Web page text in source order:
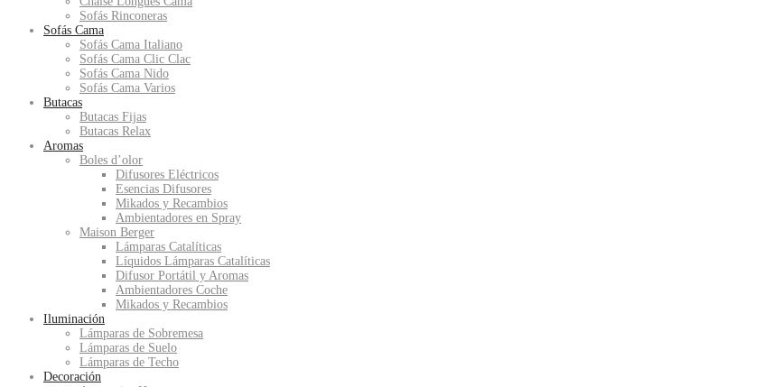
Sofás Rinconeras
Sofás Cama
Sofás Cama Italiano
Sofás Cama Clic Clac
Sofás Cama Nido
Sofás Cama Varios
Butacas
Butacas Fijas
Butacas Relax
Aromas
Boles d’olor
Difusores Eléctricos
Esencias Difusores
Mikados y Recambios
Ambientadores en Spray
Maison Berger
Lámparas Catalíticas
Líquidos Lámparas Catalíticas
Difusor Portátil y Aromas
Ambientadores Coche
Mikados y Recambios
Iluminación
Lámparas de Sobremesa
Lámparas de Suelo
Lámparas de Techo
Decoración